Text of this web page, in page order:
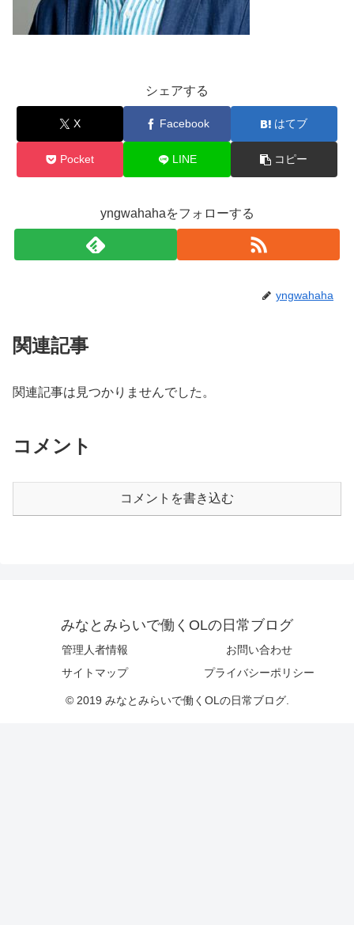
シェアする
X Facebook はてブ
Pocket LINE コピー
yngwahahaをフォローする
yngwahaha
関連記事
関連記事は見つかりませんでした。
コメント
コメントを書き込む
みなとみらいで働くOLの日常ブログ
管理人者情報
お問い合わせ
サイトマップ
プライバシーポリシー
© 2019 みなとみらいで働くOLの日常ブログ.